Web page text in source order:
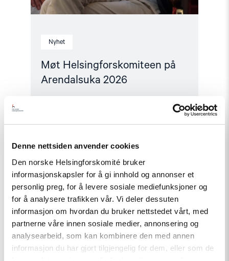
Denne nettsiden anvender cookies
Den norske Helsingforskomité bruker
informasjonskapsler for å gi innhold og annonser et
personlig preg, for å levere sosiale mediefunksjoner og
for å analysere trafikken vår. Vi deler dessuten
informasjon om hvordan du bruker nettstedet vårt, med
partnerne våre innen sosiale medier, annonsering og
analysearbeid, som kan kombinere den med annen
informasjon du har gjort tilgjengelig for dem, eller som de
Nyhet
Møt Helsingforskomiteen på
Arendalsuka 2026
Read
må
ta
på
alvor"